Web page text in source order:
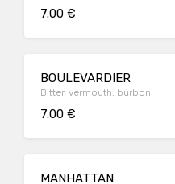
7.00 €
BOULEVARDIER
Bitter, vermouth, burbon
7.00 €
MANHATTAN